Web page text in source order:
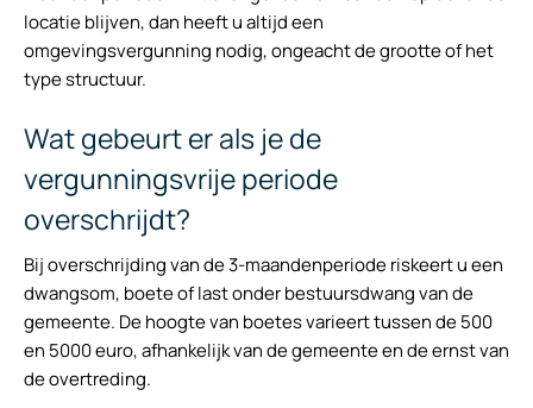
locatie blijven, dan heeft u altijd een
omgevingsvergunning nodig, ongeacht de grootte of het
type structuur.
Wat gebeurt er als je de
vergunningsvrije periode
overschrijdt?
Bij overschrijding van de 3-maandenperiode riskeert u een
dwangsom, boete of last onder bestuursdwang van de
gemeente. De hoogte van boetes varieert tussen de 500
en 5000 euro, afhankelijk van de gemeente en de ernst van
de overtreding.